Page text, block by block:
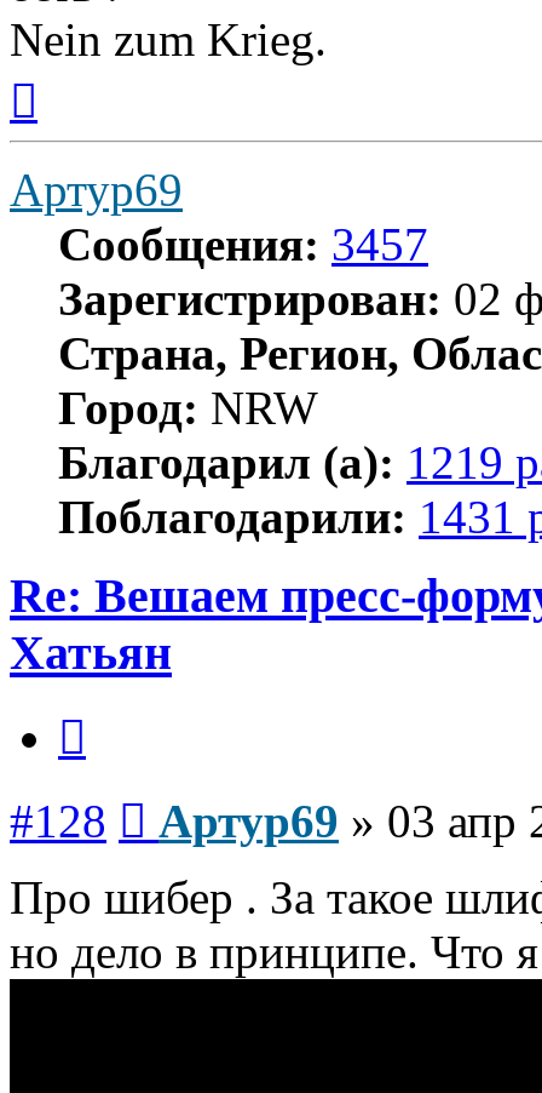
Nein zum Krieg.
началу
Артур69
Сообщения: 3457
Зарегистрирован: 02
Страна, Регион,
Город: NRW
Благодарил (а): 1219
Поблагодарили: 1431
Re: Вешаем пресс-
Хатьян
#128 Артур69 » 03 апр
Про шибер . За такое
но дело в принципе. Что